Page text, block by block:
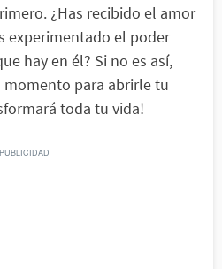
¿Has recibido el amor
experimentado el poder
hay en él? Si no es así,
momento para abrirle tu
toda tu vida!